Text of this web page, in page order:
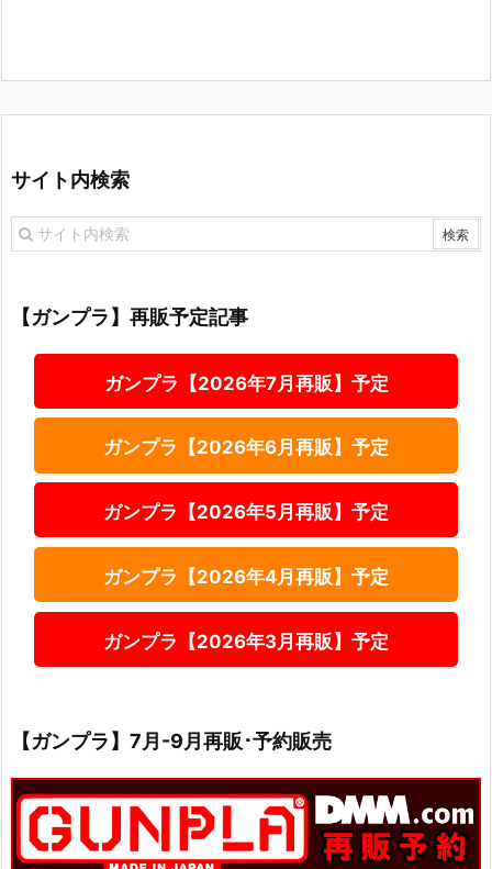
サイト内検索
【ガンプラ】再販予定記事
ガンプラ【2026年7月再販】予定
ガンプラ【2026年6月再販】予定
ガンプラ【2026年5月再販】予定
ガンプラ【2026年4月再販】予定
ガンプラ【2026年3月再販】予定
【ガンプラ】7月-9月再販･予約販売